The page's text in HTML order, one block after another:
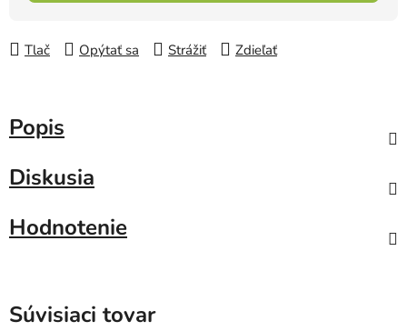
Tlač Opýtať sa Strážiť Zdieľať
Popis
Diskusia
Hodnotenie
Súvisiaci tovar